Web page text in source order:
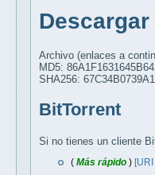
Descargar
Archivo (enlaces a
MD5:
SHA256:
BitTorrent
Si no tienes un cliente
( Más rápido )